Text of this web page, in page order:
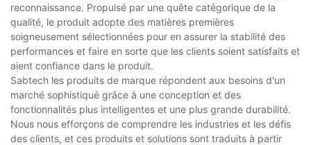
reconnaissance. Propulsé par une quête catégorique de la
qualité, le produit adopte des matières premières
soigneusement sélectionnées pour en assurer la stabilité des
performances et faire en sorte que les clients soient satisfaits et
aient confiance dans le produit.
Sabtech les produits de marque répondent aux besoins d'un
marché sophistiqué grâce à une conception et des
fonctionnalités plus intelligentes et une plus grande durabilité.
Nous nous efforçons de comprendre les industries et les défis
des clients, et ces produits et solutions sont traduits à partir